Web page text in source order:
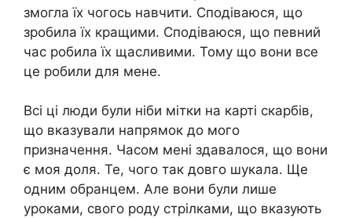
змогла їх чогось навчити. Сподіваюся, що
зробила їх кращими. Сподіваюся, що певний
час робила їх щасливими. Тому що вони все
це робили для мене.
Всі ці люди були ніби мітки на карті скарбів,
що вказували напрямок до мого
призначення. Часом мені здавалося, що вони
є моя доля. Те, чого так довго шукала. Ще
одним обранцем. Але вони були лише
уроками, свого роду стрілками, що вказують